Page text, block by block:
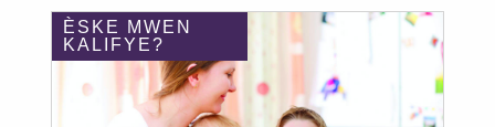
ÈSKE MWEN
KALIFYE?